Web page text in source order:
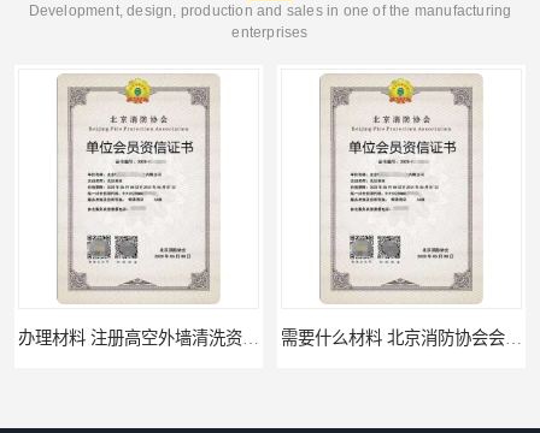
Development, design, production and sales in one of the manufacturing
enterprises